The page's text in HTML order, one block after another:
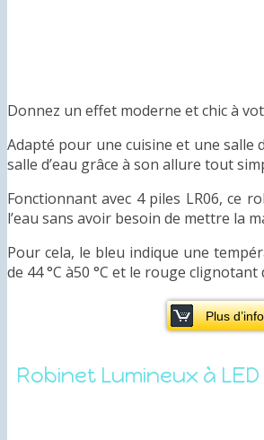
Donnez un effet moderne et chic à
Adapté pour une cuisine et une salle
salle d’eau grâce à son allure tout
Fonctionnant avec 4 piles LR06, ce
l’eau sans avoir besoin de mettre la
Pour cela, le bleu indique une
de 44 °C à50 °C et le rouge clignotant
Plus
Robinet Lumineux à LED